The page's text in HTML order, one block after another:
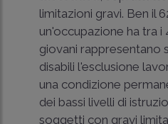
limitazioni gravi. Ben il
un'occupazione ha tra i
giovani rappresentano
disabili l'esclusione
una condizione
dei bassi livelli di
soggetti con gravi